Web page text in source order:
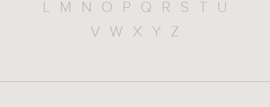
L
M N O P Q R S T
U
V
W X Y Z